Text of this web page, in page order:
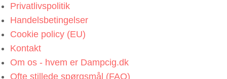
Privatlivspolitik
Handelsbetingelser
Cookie policy (EU)
Kontakt
Om os - hvem er Dampcig.dk
Ofte stillede spørgsmål (FAQ)